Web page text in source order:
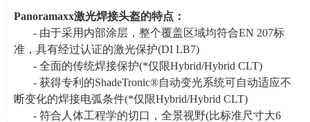
Panoramaxx激光焊接头盔的特点：
- 由于采用内部涂层，整个覆盖区域均符合EN 207标
准，具有经过认证的激光保护(DI LB7)
- 全面的传统焊接保护(*仅限Hybrid/Hybrid CLT)
- 获得专利的ShadeTronic®自动变光系统可自动适应不
断变化的焊接电弧条件(*仅限Hybrid/Hybrid CLT)
- 符合人体工程学的切口，全景视野(比标准尺寸大6